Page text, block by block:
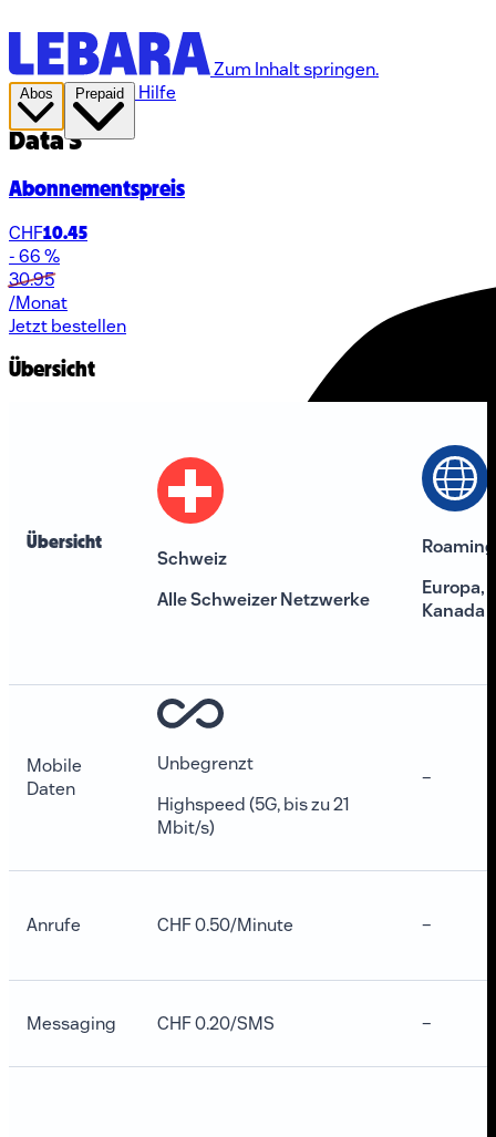
Zum Inhalt springen.
Hilfe
Data S
Abonnementspreis
CHF10.45
- 66 %
30.95
/Monat
Jetzt bestellen
Übersicht
Übersicht
Schweiz
Alle Schweizer Netzwerke
Roaming
Europa,
Kanada
Mobile
Daten
Unbegrenzt
Highspeed (5G, bis zu 21
Mbit/s)
–
Anrufe CHF 0.50/Minute –
Messaging CHF 0.20/SMS –